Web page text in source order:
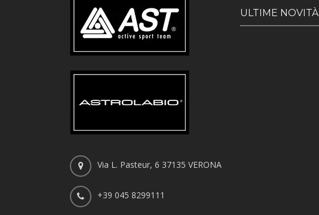
Via L. Pasteur, 6 37135 VERONA
+39 045 8299111
ULTIME NOVITÀ